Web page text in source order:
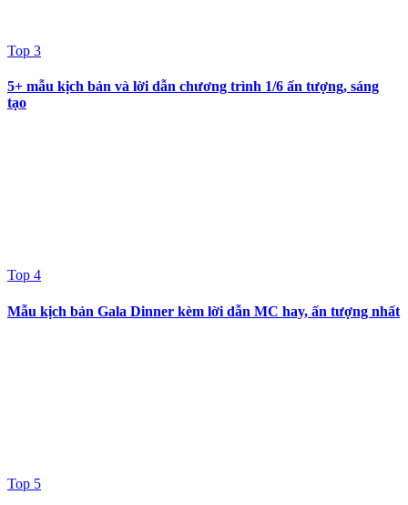
Top 3
5+ mẫu kịch bản và lời dẫn chương trình 1/6 ấn tượng, sáng
tạo
Top 4
Mẫu kịch bản Gala Dinner kèm lời dẫn MC hay, ấn tượng nhất
Top 5